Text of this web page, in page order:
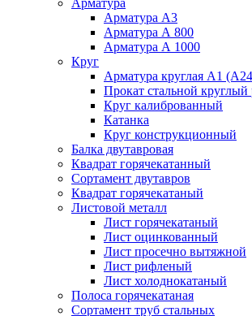
Арматура
Арматура А3
Арматура А 800
Арматура А 1000
Круг
Арматура круглая А1
Прокат стальной круглый
Круг калиброванный
Катанка
Круг конструкционный
Балка двутавровая
Квадрат горячекатанный
Сортамент двутавров
Квадрат горячекатаный
Листовой металл
Лист горячекатаный
Лист оцинкованный
Лист просечно вытяжной
Лист рифленый
Лист холоднокатаный
Полоса горячекатаная
Сортамент труб стальных